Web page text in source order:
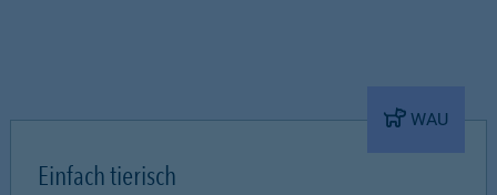
WAU
Einfach tierisch